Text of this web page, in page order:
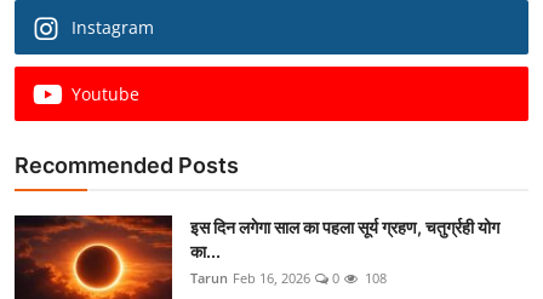
Instagram
Youtube
Recommended Posts
इस दिन लगेगा साल का पहला सूर्य ग्रहण, चतुर्ग्रही योग
का...
Tarun Feb 16, 2026 0 108